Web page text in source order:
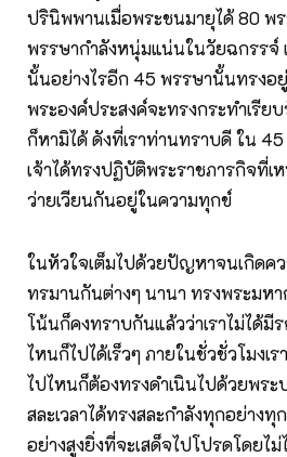
ปรินิพพานเมื่อพระชนมายุได้ 80 พ
พรรษากำลังหนุ่มแน่นในวัยฉกรรจ์
นั้นอย่างไรอีก 45 พรรษานั้นทรงอยู่
พระองค์ประสงค์จะทรงกระทำเรีย
ก็หามิได้ ดังที่เราท่านทราบดี ใน
เจ้าได้ทรงปฏิบัติพระราชภารกิจที่
ว่ายเวียนกันอยู่ในความทุกข์
ในหัวใจเต็มไปด้วยปัญหาจนเกิดค
ทรมานกันต่างๆ นานา ทรงพระมห
โน้นก็คงทราบกันแล้วว่าเราไม่ได้มี
ไหนก็ไปได้เร็วๆ ภายในชั่วชั่วโมง
ไปไหนก็ต้องทรงดำเนินไปด้วยพระ
สละเวลาได้ทรงสละกําลังทุกอย่า
อย่างสูงยิ่งที่จะเสด็จไปโปรดโดยไ